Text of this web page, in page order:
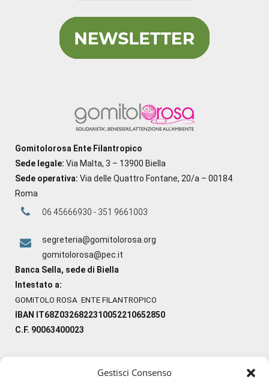
Gestisci Consenso
Gomitolorosa Ente Filantropico
Sede legale: Via Malta, 3 – 13900 Biella
Sede operativa: Via delle Quattro Fontane, 20/a – 00184
Roma
06 45666930 - 351 9661003
segreteria@gomitolorosa.org
gomitolorosa@pec.it
Banca Sella, sede di Biella
Intestato a:
GOMITOLO ROSA ENTE FILANTROPICO
IBAN IT68Z0326822310052210652850
C.F. 90063400023